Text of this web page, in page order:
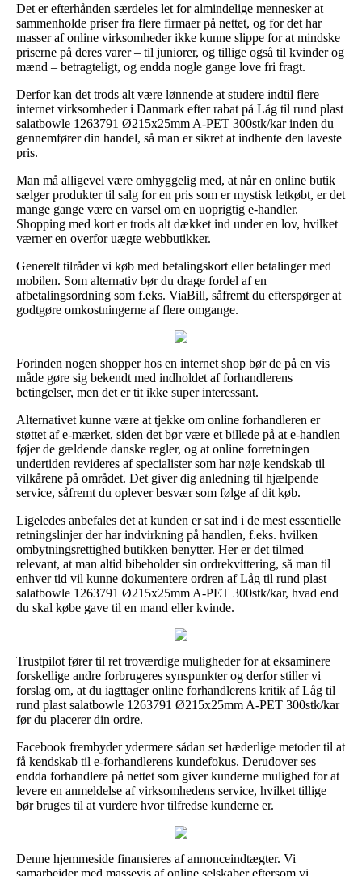
Det er efterhånden særdeles let for almindelige mennesker at
sammenholde priser fra flere firmaer på nettet, og for det har
masser af online virksomheder ikke kunne slippe for at mindske
priserne på deres varer – til juniorer, og tillige også til kvinder og
mænd – betragteligt, og endda nogle gange love fri fragt.
Derfor kan det trods alt være lønnende at studere indtil flere
internet virksomheder i Danmark efter rabat på Låg til rund plast
salatbowle 1263791 Ø215x25mm A-PET 300stk/kar inden du
gennemfører din handel, så man er sikret at indhente den laveste
pris.
Man må alligevel være omhyggelig med, at når en online butik
sælger produkter til salg for en pris som er mystisk letkøbt, er det
mange gange være en varsel om en uoprigtig e-handler.
Shopping med kort er trods alt dækket ind under en lov, hvilket
værner en overfor uægte webbutikker.
Generelt tilråder vi køb med betalingskort eller betalinger med
mobilen. Som alternativ bør du drage fordel af en
afbetalingsordning som f.eks. ViaBill, såfremt du efterspørger at
godtgøre omkostningerne af flere omgange.
Forinden nogen shopper hos en internet shop bør de på en vis
måde gøre sig bekendt med indholdet af forhandlerens
betingelser, men det er tit ikke super interessant.
Alternativet kunne være at tjekke om online forhandleren er
støttet af e-mærket, siden det bør være et billede på at e-handlen
føjer de gældende danske regler, og at online forretningen
undertiden revideres af specialister som har nøje kendskab til
vilkårene på området. Det giver dig anledning til hjælpende
service, såfremt du oplever besvær som følge af dit køb.
Ligeledes anbefales det at kunden er sat ind i de mest essentielle
retningslinjer der har indvirkning på handlen, f.eks. hvilken
ombytningsrettighed butikken benytter. Her er det tilmed
relevant, at man altid bibeholder sin ordrekvittering, så man til
enhver tid vil kunne dokumentere ordren af Låg til rund plast
salatbowle 1263791 Ø215x25mm A-PET 300stk/kar, hvad end
du skal købe gave til en mand eller kvinde.
Trustpilot fører til ret troværdige muligheder for at eksaminere
forskellige andre forbrugeres synspunkter og derfor stiller vi
forslag om, at du iagttager online forhandlerens kritik af Låg til
rund plast salatbowle 1263791 Ø215x25mm A-PET 300stk/kar
før du placerer din ordre.
Facebook frembyder ydermere sådan set hæderlige metoder til at
få kendskab til e-forhandlerens kundefokus. Derudover ses
endda forhandlere på nettet som giver kunderne mulighed for at
levere en anmeldelse af virksomhedens service, hvilket tillige
bør bruges til at vurdere hvor tilfredse kunderne er.
Denne hjemmeside finansieres af annonceindtægter. Vi
samarbejder med massevis af online selskaber eftersom vi